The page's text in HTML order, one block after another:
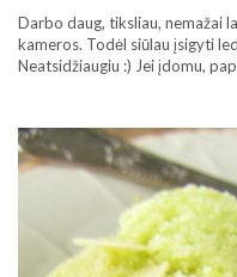
Darbo daug, tiksliau, nemažai
kameros. Todėl siūlau įsigyti
Neatsidžiaugiu :) Jei įdomu,